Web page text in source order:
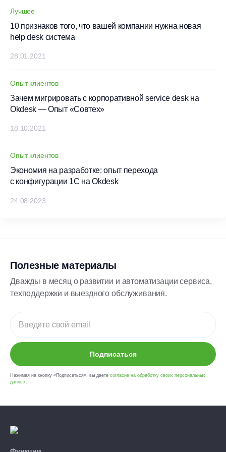
Лучшее
10 признаков того, что вашей компании нужна новая
help desk система
28.01.2021
Опыт клиентов
Зачем мигрировать с корпоративной service desk на
Okdesk — Опыт «Совтех»
18.10.2021
Опыт клиентов
Экономия на разработке: опыт перехода
с конфигурации 1С на Okdesk
24.08.2023
Полезные материалы
Дважды в месяц о развитии и автоматизации сервиса,
техподдержки и выездного обслуживания.
Подписаться
Нажимая на кнопку «Подписаться», вы даете согласие на обработку своих персональных
данных